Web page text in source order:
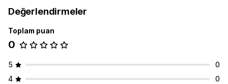
Değerlendirmeler
Toplam puan
0
5
0
4
0